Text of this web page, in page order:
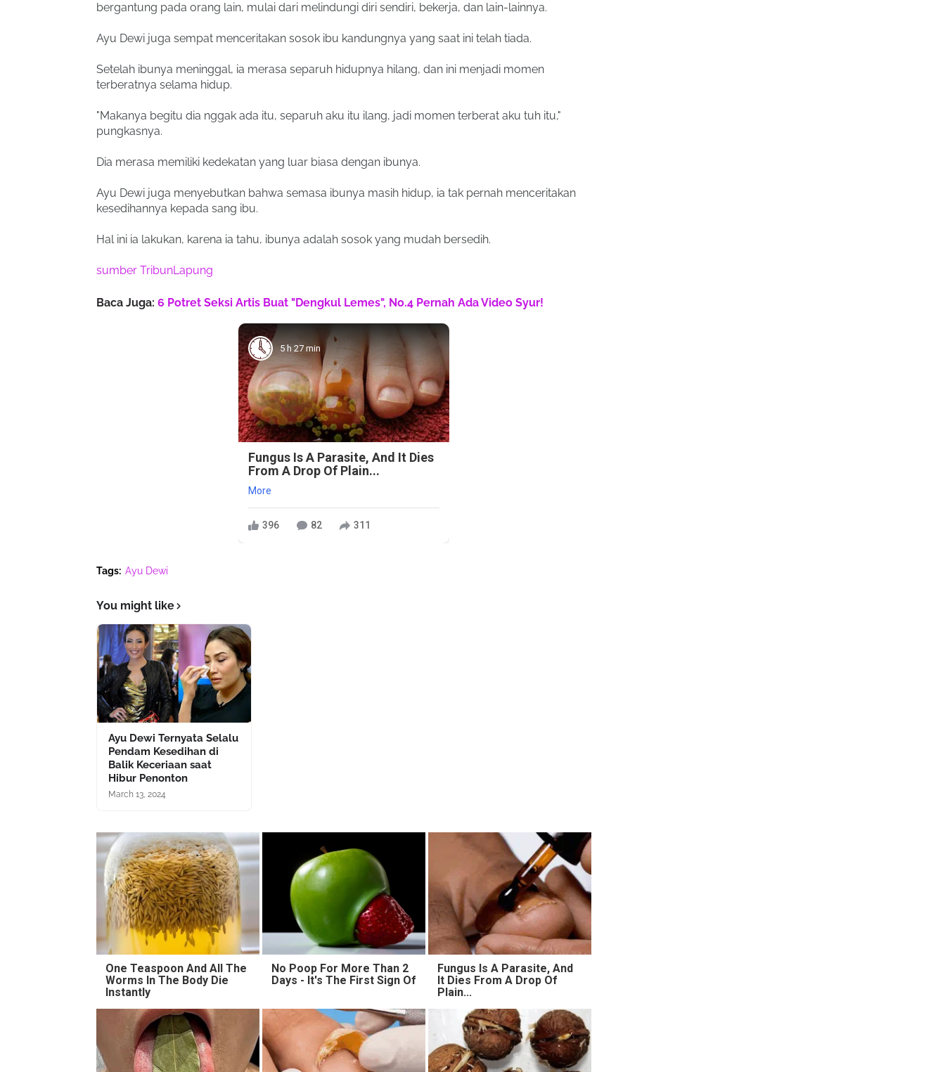
bergantung pada orang lain, mulai dari melindungi diri sendiri, bekerja, dan lain-lainnya.
Ayu Dewi juga sempat menceritakan sosok ibu kandungnya yang saat ini telah tiada.
Setelah ibunya meninggal, ia merasa separuh hidupnya hilang, dan ini menjadi momen
terberatnya selama hidup.
"Makanya begitu dia nggak ada itu, separuh aku itu ilang, jadi momen terberat aku tuh itu,"
pungkasnya.
Dia merasa memiliki kedekatan yang luar biasa dengan ibunya.
Ayu Dewi juga menyebutkan bahwa semasa ibunya masih hidup, ia tak pernah menceritakan
kesedihannya kepada sang ibu.
Hal ini ia lakukan, karena ia tahu, ibunya adalah sosok yang mudah bersedih.
sumber TribunLapung
Baca Juga: 6 Potret Seksi Artis Buat "Dengkul Lemes", No.4 Pernah Ada Video Syur!
5 h 27 min
Fungus Is A Parasite, And It Dies
From A Drop Of Plain...
More
396 82 311
Tags: Ayu Dewi
You might like
Ayu Dewi Ternyata Selalu
Pendam Kesedihan di
Balik Keceriaan saat
Hibur Penonton
March 13, 2024
One Teaspoon And All The
Worms In The Body Die
Instantly
No Poop For More Than 2
Days - It's The First Sign Of
Fungus Is A Parasite, And
It Dies From A Drop Of
Plain...